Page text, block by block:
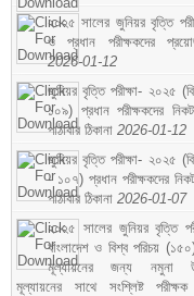
২০২৫ সালের জুনিয়র বৃত্তি
ও প্রধান পরীক্ষকদের
2026-01-12
জুনিয়র বৃত্তি পরীক্ষা- ২০২৫
১০৯) প্রধান পরীক্ষকদের
পাঠাবার ঠিকানা 2026-01-12
জুনিয়র বৃত্তি পরীক্ষা- ২০২৫
- ১০৭) প্রধান পরীক্ষকদের
পাঠাবার ঠিকানা 2026-01-07
২০২৫ সালের জুনিয়র বৃত্তি
বাংলাদেশ ও বিশ্ব পরিচয়
মূল্যায়নের জন্য নমুনা
মূল্যায়নের সাথে সংশ্লিষ্ট